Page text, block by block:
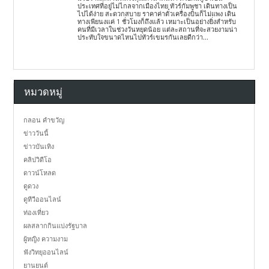
ประเทศที่อยู่ไม่ไกลจากเมืองไทย ทัวร์กัมพูชา เดินทางเป็น
ไปได้ง่าย สะดวกสบาย ราคาค่าตั๋วเครื่องบินก็ไม่แพง เดิน
ทางเพียนงแค่ 1 ชั่วโมงก็ถึงแล้ว เหมาะเป็นอย่างยิ่งสำหรับ
คนที่มีเวลาในช่วงวันหยุดน้อย แต่ละสถานที่จะสวยงามน่า
ประทับใจขนาดไหนไปทัวร์เขมรกันเลยดีกว่า...
หมวดหมู่
กลอน คำขวัญ
ข่าววันนี้
ข่าวบันเทิง
คลิปวิดีโอ
ดาวน์โหลด
ดูดวง
ดูทีวีออนไลน์
ท่องเที่ยว
ผลสลากกินแบ่งรัฐบาล
ผู้หญิง ความงาม
ฟังวิทยุออนไลน์
ยานยนต์